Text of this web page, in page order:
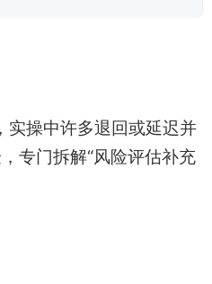
实操中许多退回或延迟并
专门拆解“风险评估补充